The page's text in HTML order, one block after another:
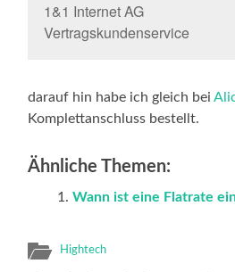
1&1 Internet AG
Vertragskundenservice
darauf hin habe ich gleich bei
Komplettanschluss bestellt.
Ähnliche Themen:
Wann ist eine Flatrate
Hightech